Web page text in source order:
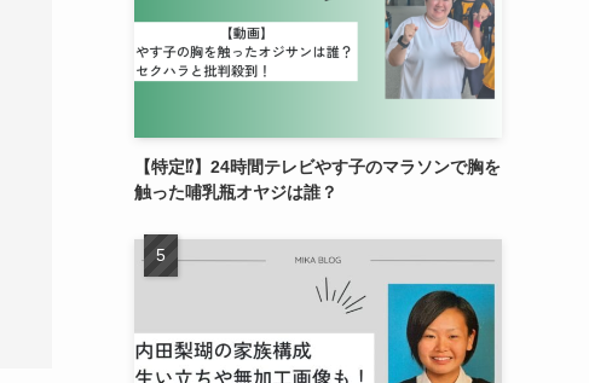
【特定⁉︎】24時間テレビやす子のマラソンで胸を
触った哺乳瓶オヤジは誰？